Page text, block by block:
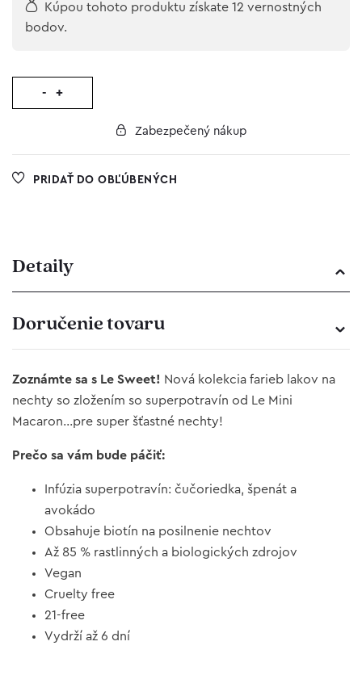
Kúpou tohoto produktu získate 12 vernostných
bodov.
- +
Zabezpečený nákup
PRIDAŤ DO OBĽÚBENÝCH
Detaily
Doručenie tovaru
Zoznámte sa s Le Sweet! Nová kolekcia farieb lakov na
nechty so zložením so superpotravín od Le Mini
Macaron…pre super šťastné nechty!
Prečo sa vám bude páčiť:
Infúzia superpotravín: čučoriedka, špenát a
avokádo
Obsahuje biotín na posilnenie nechtov
Až 85 % rastlinných a biologických zdrojov
Vegan
Cruelty free
21-free
Vydrží až 6 dní